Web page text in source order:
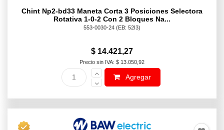
Chint Np2-bd33 Maneta Corta 3 Posiciones Selectora
Rotativa 1-0-2 Con 2 Bloques Na...
553-0030-24 (EB: 52I3)
$ 14.421,27
Precio sin IVA: $ 13.050,92
Agregar